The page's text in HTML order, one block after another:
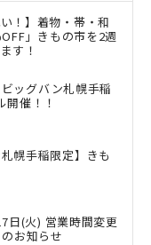
！】着物・帯・和
」きもの市を2週
す！
ッグバン札幌手稲
開催！！
幌手稲限定】きも
日(火) 営業時間変更
のお知らせ